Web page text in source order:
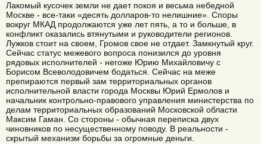
Лакомый кусочек земли не дает покоя и весьма небедной
Москве - все-таки «десять долларов-то нелишние». Споры
вокруг МКАД продолжаются уже лет пять, а то и больше, в
конфликт оказались втянутыми и руководители регионов.
Лужков стоит на своем, Громов свое не отдает. Замкнутый круг.
Сейчас статус межевого вопроса понизился до уровня
рядовых исполнителей - негоже Юрию Михайловичу с
Борисом Всеволодовичем бодаться. Сейчас на меже
препираются первый зам территориальных органов
исполнительной власти города Москвы Юрий Ермолов и
начальник контрольно-правового управления министерства по
делам территориальных образований Московской области
Максим Гаман. Со стороны - обычная переписка двух
чиновников по несущественному поводу. В реальности -
скрытый механизм борьбы за огромные деньги.